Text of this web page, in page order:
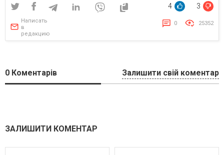
4 3
Написать
в
редакцию
0 25352
0 Коментарів Залишити свій коментар
ЗАЛИШИТИ КОМЕНТАР